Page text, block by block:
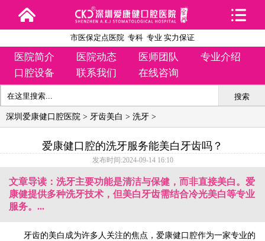
市医保定点医院 专科 专业 实力保证
医院简介 医院动态 医师团队
专业介绍
口腔设备
联系我们 在线咨询
搜索
深圳爱康健口腔医院 > 牙齿美白 > 洗牙 >
爱康健口腔的洗牙服务能美白牙齿吗？
发布时间:2024-09-14 16:10
文章导读：洗牙主要功能是清洁与保健，而非直接美白。爱
康健提供多种洗牙技术，但美白牙齿需结合冷光美白等专业
服务。...
牙齿的美白成为许多人关注的焦点，爱康健口腔作为一家专业的